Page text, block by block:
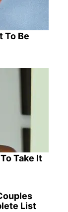
To Be
Take It
List